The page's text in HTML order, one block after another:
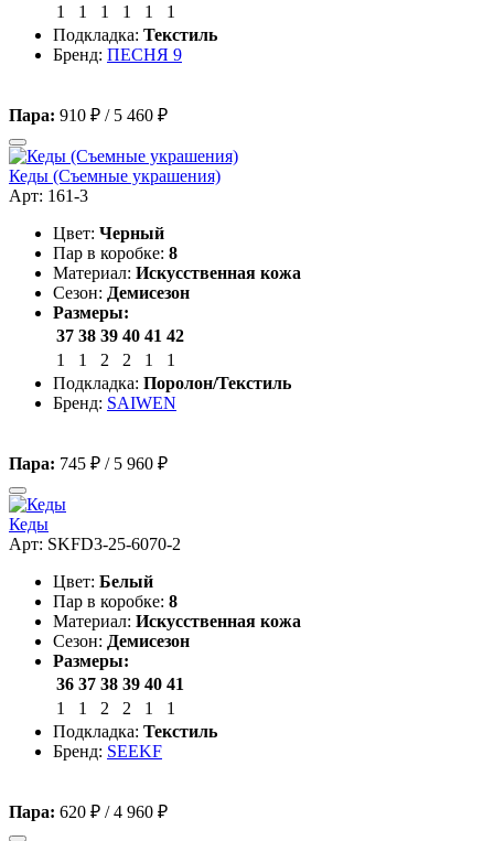
1
1 1 1 1
1
Подкладка: Текстиль
Бренд: ПЕСНЯ 9
Пара: 910 ₽ / 5 460 ₽
Кеды (Съемные украшения)
Арт: 161-3
Цвет: Черный
Пар в коробке: 8
Материал: Искусственная кожа
Сезон: Демисезон
Размеры:
37 38 39 40 41 42
1
1 2 2 1
1
Подкладка: Поролон/Текстиль
Бренд: SAIWEN
Пара: 745 ₽ / 5 960 ₽
Кеды
Арт: SKFD3-25-6070-2
Цвет: Белый
Пар в коробке: 8
Материал: Искусственная кожа
Сезон: Демисезон
Размеры:
36 37 38 39 40 41
1
1 2 2 1
1
Подкладка: Текстиль
Бренд: SEEKF
Пара: 620 ₽ /4 960 ₽